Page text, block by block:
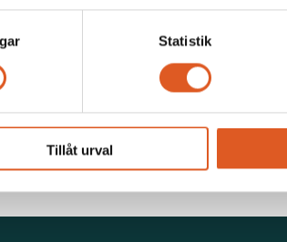
Statistik
Tillåt urval
LIA:n gör att allt klickar i